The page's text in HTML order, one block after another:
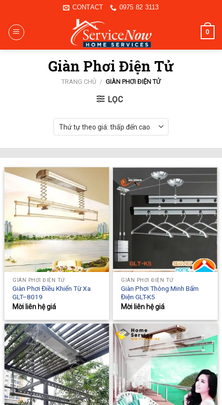
content
CONTACT 0975 82 3113
0
Giàn Phơi Điện Tử
TRANG CHỦ / GIÀN PHƠI ĐIỆN TỬ
LỌC
GIÀN PHƠI ĐIỆN TỬ
Giàn Phơi Điều Khiển Từ Xa
GLT–8019
Mời liên hệ giá
GIÀN PHƠI ĐIỆN TỬ
Giàn Phơi Thông Minh Bấm
Điện GLT-K5
Mời liên hệ giá